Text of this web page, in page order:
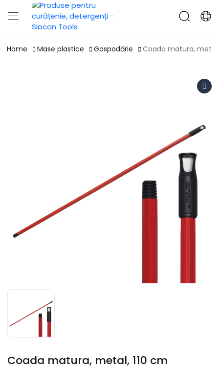
Home Mase plastice Gospodărie Coada matura, metal,
Coada matura, metal, 110 cm